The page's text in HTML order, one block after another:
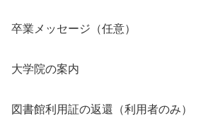
卒業メッセージ（任意）
大学院の案内
図書館利用証の返還（利用者のみ）